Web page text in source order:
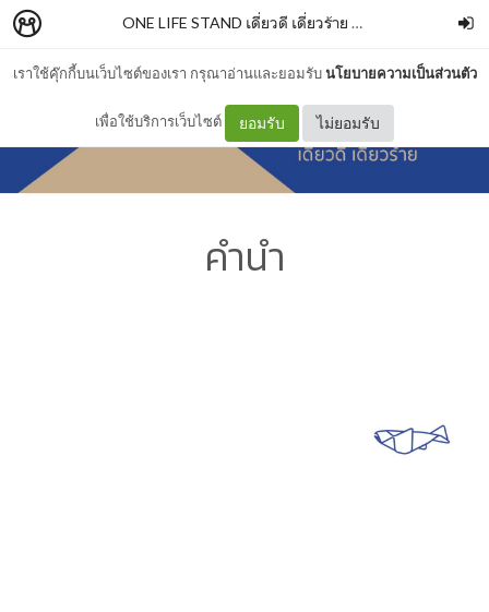
เราใช้คุ๊กกี้บนเว็บไซต์ของเรา กรุณาอ่านและยอมรับนโยบายความเป็นส่วนตัว
เพื่อใช้บริการเว็บไซต์ ยอมรับ ไม่ยอมรับ
ONE LIFE STAND เดี่ยวดี เดี่ยวร้าย SALMONBOOKS
คำนำ